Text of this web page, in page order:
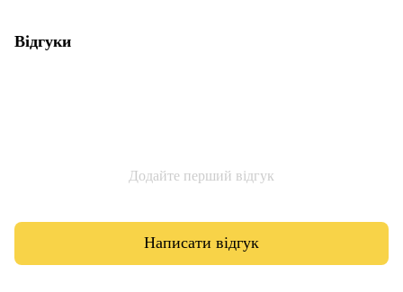
Відгуки
Додайте перший відгук
Написати відгук